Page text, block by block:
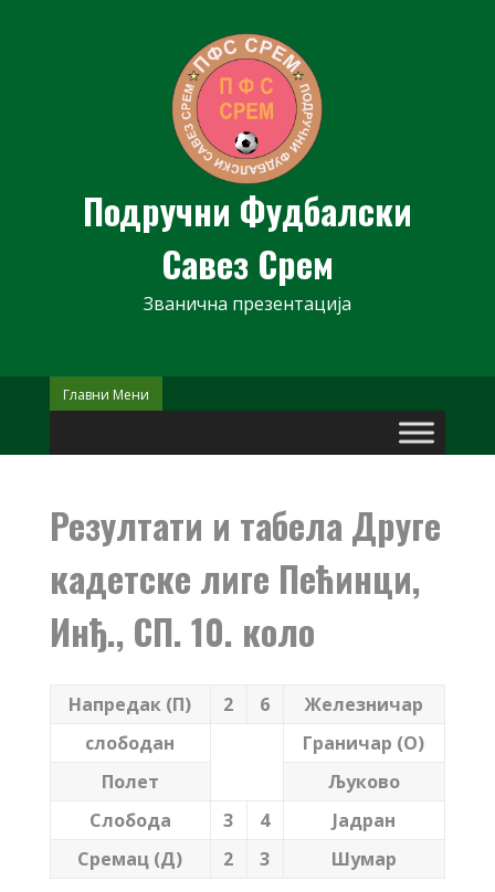
Подручни Фудбалски
Савез Срем
Званична презентација
Главни Мени
Резултати и табела Друге
кадетске лиге Пећинци,
Инђ., СП. 10. коло
Напредак (П) 2 6
Железничар
слободан
Граничар (О)
Полет
Љуково
Слобода
3 4
Јадран
Сремац (Д)
2 3 Шумар